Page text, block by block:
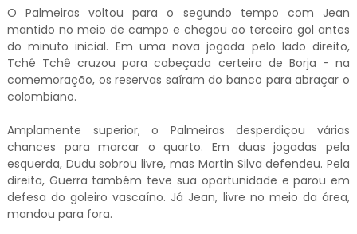
O Palmeiras voltou para o segundo tempo com Jean
mantido no meio de campo e chegou ao terceiro gol antes
do minuto inicial. Em uma nova jogada pelo lado direito,
Tchê Tchê cruzou para cabeçada certeira de Borja - na
comemoração, os reservas saíram do banco para abraçar o
colombiano.
Amplamente superior, o Palmeiras desperdiçou várias
chances para marcar o quarto. Em duas jogadas pela
esquerda, Dudu sobrou livre, mas Martin Silva defendeu. Pela
direita, Guerra também teve sua oportunidade e parou em
defesa do goleiro vascaíno. Já Jean, livre no meio da área,
mandou para fora.